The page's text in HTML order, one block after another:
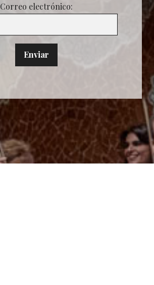
Correo electrónico: